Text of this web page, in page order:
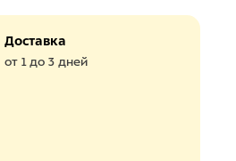
Доставка
от 1 до 3 дней